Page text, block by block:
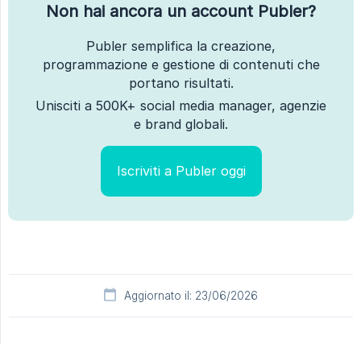
Non hai ancora un account Publer?
Publer semplifica la creazione,
programmazione e gestione di contenuti che
portano risultati.
Unisciti a 500K+ social media manager, agenzie
e brand globali.
Iscriviti a Publer oggi
Aggiornato il: 23/06/2026